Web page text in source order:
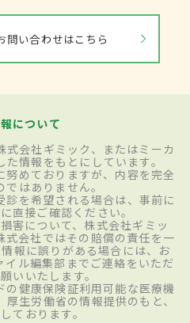
問い合わせはこちら
について
会社ギミック、またはミーカ
情報をもとにしています。
めておりますが、内容を完全
はありません。
を希望される場合は、事前に
直接ご確認ください。
害について、株式会社ギミッ
式会社ではその賠償の責任を一
報に誤りがある場合には、お
ル編集部までご連絡をいただ
いいたします。
健康保険証利用可能な医療機
生労働省の情報提供のもと、
ております。